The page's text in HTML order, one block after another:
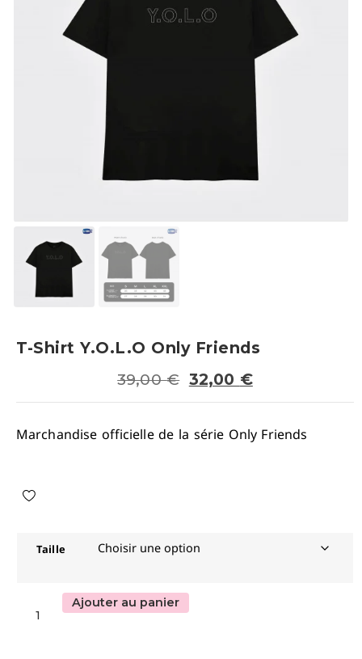
T-Shirt Y.O.L.O Only Friends
39,00€ 32,00 €
Marchandise officielle de la série Only Friends
Taille
Ajouter au panier